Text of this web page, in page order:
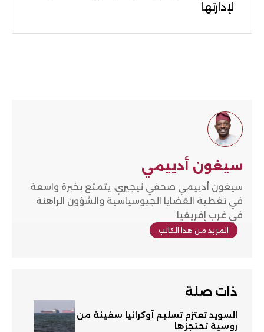
لإدارتها
سيغون أدييمي
سيغون أدييمي صحفي نيجيري، يتمتع بخبرة واسعة
في تغطية القضايا الجيوسياسية والشؤون الراهنة
في غرب إفريقيا.
المزيد من هذا الكاتب
ذات صلة
السويد تعتزم تسليم أوكرانيا سفينة من
روسية تحتجزها